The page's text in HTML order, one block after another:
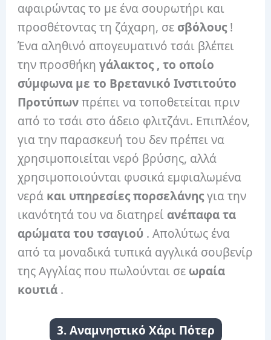
αφαιρώντας το με ένα σουρωτήρι και
προσθέτοντας τη ζάχαρη, σε σβόλους!
Ένα αληθινό απογευματινό τσάι βλέπει
την προσθήκηγάλακτος , το οποίο
σύμφωνα με το Βρετανικό Ινστιτούτο
Προτύπωνπρέπει να τοποθετείται πριν
από το τσάι στο άδειο φλιτζάνι. Επιπλέον,
για την παρασκευή του δεν πρέπει να
χρησιμοποιείται νερό βρύσης, αλλά
χρησιμοποιούνται φυσικά εμφιαλωμένα
νερά και υπηρεσίεςπορσελάνηςγια την
ικανότητά του να διατηρεί ανέπαφα τα
αρώματα του τσαγιού . Απολύτως ένα
από τα μοναδικά τυπικά αγγλικά σουβενίρ
της Αγγλίας που πωλούνται σε ωραία
κουτιά .
3. Αναμνηστικό Χάρι Πότερ